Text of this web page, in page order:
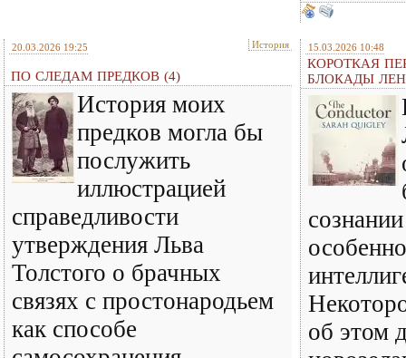
20.03.2026 19:25 История
ПО СЛЕДАМ ПРЕДКОВ (4)
История моих
предков могла бы
послужить
иллюстрацией
справедливости
утверждения Льва
Толстого о брачных
связях с простонародьем
как способе
15.03.2026 10:48
КОРОТКАЯ
БЛОКАДЫ
об этом